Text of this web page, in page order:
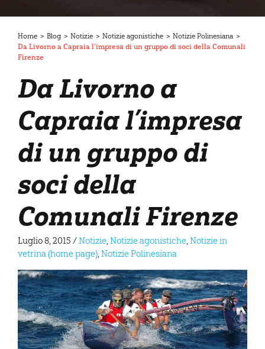
Home > Blog > Notizie > Notizie agonistiche > Notizie Polinesiana >
Da Livorno a Capraia l’impresa di un gruppo di soci della Comunali
Firenze
Da Livorno a
Capraia l’impresa
di un gruppo di
soci della
Comunali Firenze
Luglio 8, 2015 /Notizie,Notizie agonistiche,Notizie in
vetrina (home page),Notizie Polinesiana